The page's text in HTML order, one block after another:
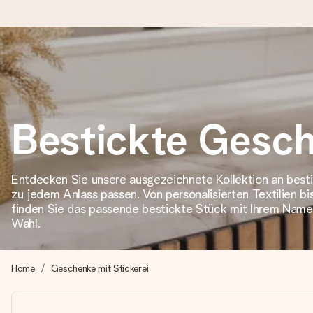
Heute bestellt, in 1 Werktag verschickt
Wir bereiten dein Geschenk sorgfältig vor und schicken es
4,8 (basierend auf +15.000 Bewertungen)
Unsere Geschenke begeistern. Kunden bewerten uns mit
Mit Liebe gemacht, im Handumdrehen
Erstelle etwas Einzigartiges in wenigen Schritten – mit
Bestickte
Entdecken Sie unsere ausgezeichnete Kollektion an
zu jedem Anlass passen. Von personalisierten Textilien
finden Sie das passende bestickte Stück mit Ihrem
Wahl.
Home Geschenke mit Stickerei